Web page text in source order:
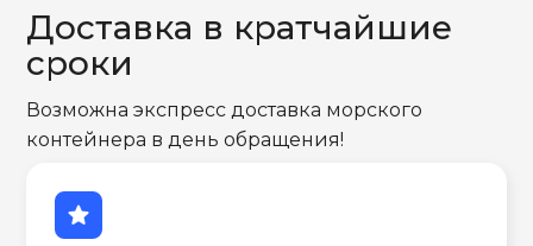
Доставка в кратчайшие
сроки
Возможна экспресс доставка морского
контейнера в день обращения!
star